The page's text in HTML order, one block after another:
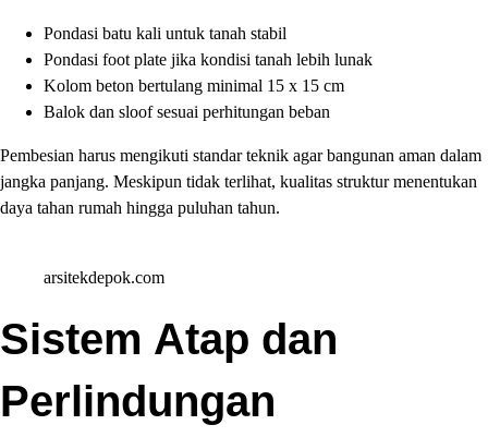
Pondasi batu kali untuk tanah stabil
Pondasi foot plate jika kondisi tanah lebih lunak
Kolom beton bertulang minimal 15 x 15 cm
Balok dan sloof sesuai perhitungan beban
Pembesian harus mengikuti standar teknik agar bangunan aman dalam
jangka panjang. Meskipun tidak terlihat, kualitas struktur menentukan
daya tahan rumah hingga puluhan tahun.
arsitekdepok.com
Sistem Atap dan
Perlindungan